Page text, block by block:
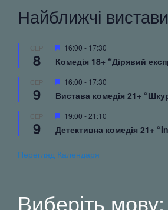
Найближчі вистави
СЕР
8
Вибрані
16:00 - 17:30
Комедія 18+ “Дірявий
СЕР
9
Вибрані
16:00 - 17:30
Вистава комедія 21+
СЕР
9
Вибрані
19:00 -21:10
Детективна комедія 21+
Перегляд Календаря
Виберіть мову: